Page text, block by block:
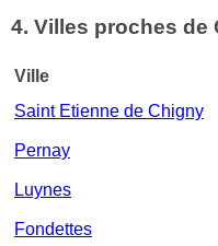
4. Villes proches de
Ville
Saint Etienne de Chigny
Pernay
Luynes
Fondettes